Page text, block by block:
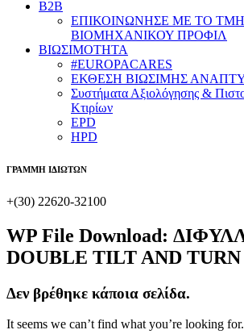
B2B
​ΕΠΙΚΟΙΝΩΝΗΣΕ ΜΕ ΤΟ
ΒΙΟΜΗΧΑΝΙΚΟΥ ​ΠΡΟΦΙΛ
ΒΙΩΣΙΜΟΤΗΤΑ
#EUROPACARES
ΕΚΘΕΣΗ ΒΙΩΣΙΜΗΣ
Συστήματα Αξιολόγησης &
Κτιρίων
EPD
HPD
ΓΡΑΜΜΗ ΙΔΙΩΤΩΝ
+(30) 22620-32100
WP File Download:
DOUBLE TILT AND TURN
Δεν βρέθηκε κάποια σελίδα.
It seems we can’t find what you’re looking